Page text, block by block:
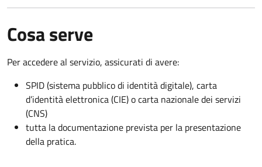
Cosa serve
Per accedere al servizio, assicurati di avere:
SPID (sistema pubblico di identità digitale), carta
d’identità elettronica (CIE) o carta nazionale dei servizi
(CNS)
tutta la documentazione prevista per la presentazione
della pratica.